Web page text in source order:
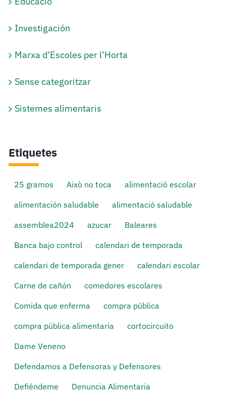
Investigación
Marxa d’Escoles per l’Horta
Sense categoritzar
Sistemes alimentaris
Etiquetes
25 gramos Això no toca
alimentació escolar
alimentación saludable
alimentació saludable
assemblea2024
azucar
Baleares
Banca bajo control
calendari de temporada
calendari de temporada gener
calendari escolar
Carne de cañón
comedores escolares
Comida que enferma
compra pública
compra pública alimentaria
cortocircuito
Dame Veneno
Defendamos a Defensoras y Defensores
Defiéndeme
Denuncia Alimentaria